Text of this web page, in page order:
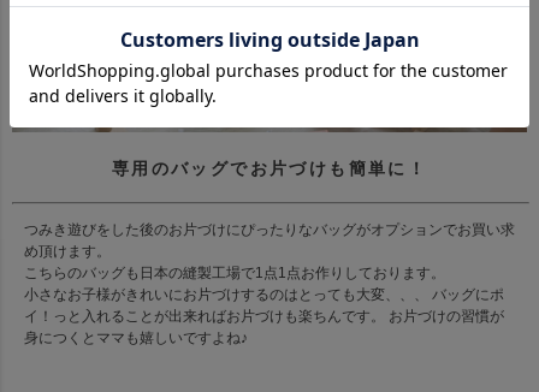
専用のバッグでお片づけも簡単に！
つみき遊びをした後のお片づけにぴったりなバッグがオプションでお買い求
め頂けます。
こちらのバッグも日本の縫製工場で1点1点お作りしております。
小さなお子様がきれいにお片づけするのはとっても大変、、、 バッグにポ
イ！っと入れることが出来ればお片づけも楽ちんです。 お片づけの習慣が
身につくとママも嬉しいですよね♪